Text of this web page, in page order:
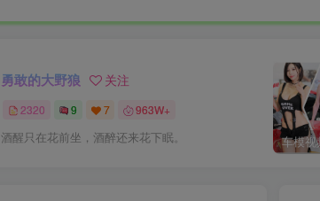
勇敢的大野狼 关注
2320 9 7 963W+
酒醒只在花前坐，酒醉还来花下眠。